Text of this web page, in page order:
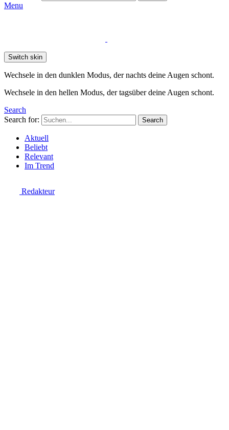
Menu
Switch skin
Wechsele in den dunklen Modus, der nachts deine Augen schont.
Wechsele in den hellen Modus, der tagsüber deine Augen schont.
Search
Search for:
Search
Aktuell
Beliebt
Relevant
Im Trend
Redakteur